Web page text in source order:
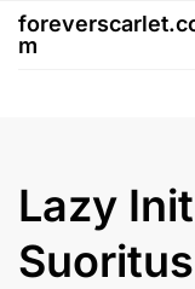
Skip
m
Lazy